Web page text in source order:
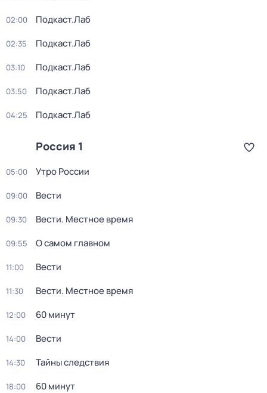
02:00 Подкаст.Лаб
02:35 Подкаст.Лаб
03:10 Подкаст.Лаб
03:50 Подкаст.Лаб
04:25 Подкаст.Лаб
Россия 1
05:00 Утро России
09:00 Вести
09:30 Вести. Местное время
09:55 О самом главном
11:00 Вести
11:30 Вести. Местное время
12:00 60 минут
14:00 Вести
14:30 Тайны следствия
18:00 60 минут